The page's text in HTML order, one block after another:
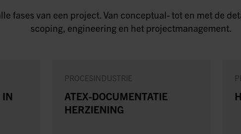
fases van een project. Van conceptual- tot en met de
scoping, engineering en het projectmanagement.
IN
PROCESINDUSTRIE
ATEX-DOCUMENTATIE
HERZIENING